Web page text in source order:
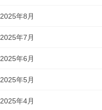
2025年8月
2025年7月
2025年6月
2025年5月
2025年4月